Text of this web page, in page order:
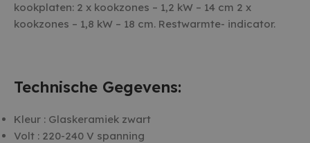
kookplaten: 2 x kookzones – 1,2 kW – 14 cm 2 x
kookzones – 1,8 kW – 18 cm. Restwarmte- indicator.
Technische Gegevens:
Kleur : Glaskeramiek zwart
Volt : 220-240 V spanning